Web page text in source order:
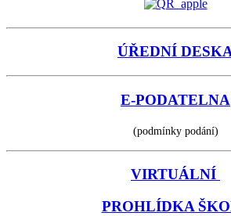
ÚŘEDNÍ
E-PODATELNA
(podmínky podání)
VIRTUÁLNÍ
PROHLÍDKA